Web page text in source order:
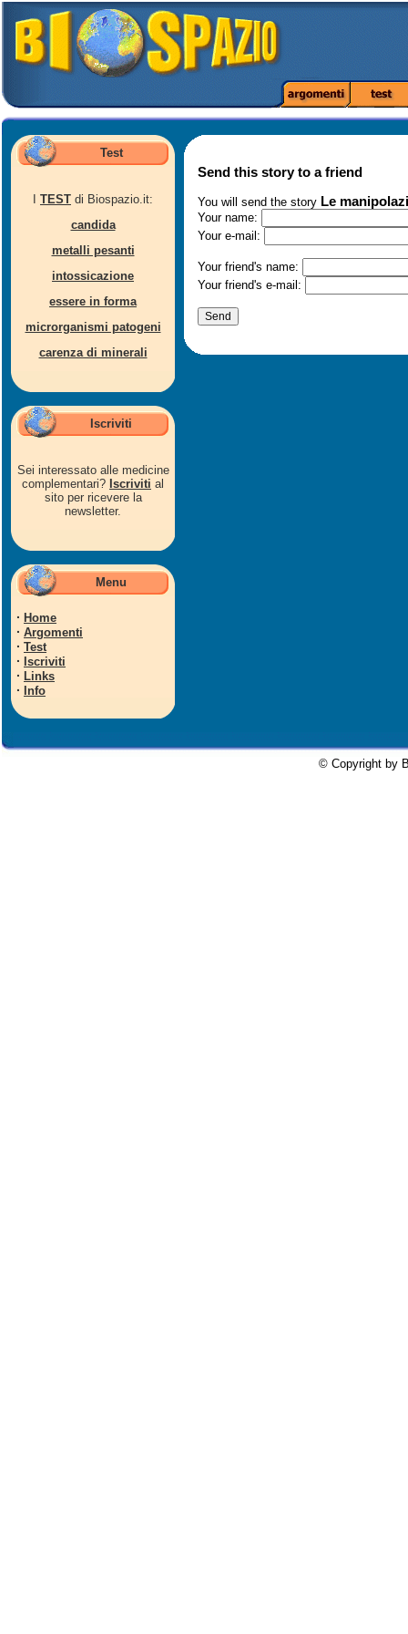
Test
TEST di Biospazio.it:
candida
metalli pesanti
intossicazione
essere in forma
microrganismi patogeni
carenza di minerali
Iscriviti
Sei interessato alle medicine
complementari? Iscriviti al
sito per ricevere la
newsletter.
Menu
· Home
· Argomenti
· Test
· Iscriviti
· Links
· Info
Send this story to a friend
You will send the story Le
Your name:
Your e-mail:
Your friend's name:
Your friend's e-mail:
© Copyright by